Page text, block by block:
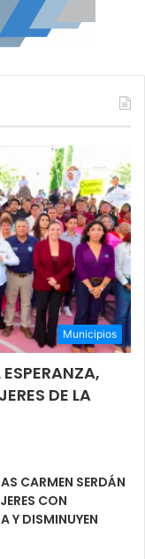
Municipios
DE LA
CARMEN SERDÁN
CON
Y DISMINUYEN